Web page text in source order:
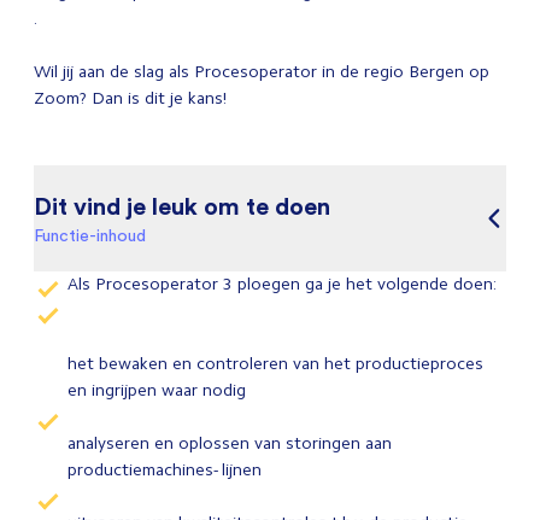
.
Wil jij aan de slag als Procesoperator in de regio Bergen op
Zoom? Dan is dit je kans!
Dit vind je leuk om te doen
Functie-inhoud
Als Procesoperator 3 ploegen ga je het volgende doen:
het bewaken en controleren van het productieproces
en ingrijpen waar nodig
analyseren en oplossen van storingen aan
productiemachines- lijnen